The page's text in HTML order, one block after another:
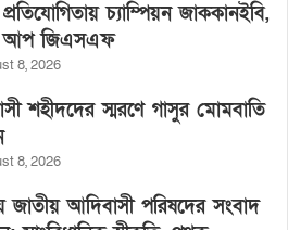
চ্যাম্পিয়ন জাককানইবি,
আপ জিএসএফ
8, 2026
শহীদদের স্মরণে গাসুর মোমবাতি
8, 2026
জাতীয় আদিবাসী পরিষদের সংবাদ